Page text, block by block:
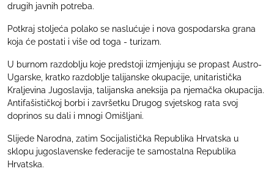
drugih javnih potreba.
Potkraj stoljeća polako se naslućuje i nova gospodarska grana
koja će postati i više od toga - turizam.
U burnom razdoblju koje predstoji izmjenjuju se propast Austro-
Ugarske, kratko razdoblje talijanske okupacije, unitaristička
Kraljevina Jugoslavija, talijanska aneksija pa njemačka okupacija.
Antifašističkoj borbi i završetku Drugog svjetskog rata svoj
doprinos su dali i mnogi Omišljani.
Slijede Narodna, zatim Socijalistička Republika Hrvatska u
sklopu jugoslavenske federacije te samostalna Republika
Hrvatska.